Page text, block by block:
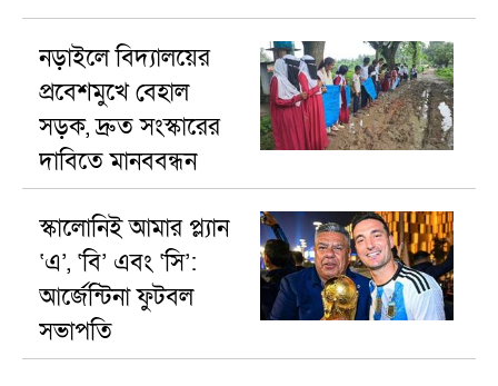
নড়াইলে বিদ্যালয়ের
প্রবেশমুখে বেহাল
সড়ক, দ্রুত সংস্কারের
দাবিতে মানববন্ধন
স্কালোনিই আমার প্ল্যান
‘এ’, ‘বি’ এবং ‘সি’:
আর্জেন্টিনা ফুটবল
সভাপতি